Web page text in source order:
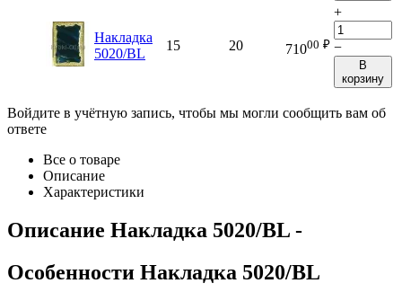
Накладка
5020/BL
15 20 71000 ₽
+
−
В
корзину
Войдите в учётную запись, чтобы мы могли сообщить вам об
ответе
Все о товаре
Описание
Характеристики
Описание Накладка 5020/BL -
Особенности Накладка 5020/BL